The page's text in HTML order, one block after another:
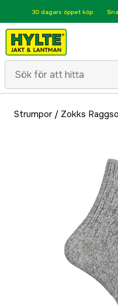
30 dagars öppet köp
Strumpor/ Zokks